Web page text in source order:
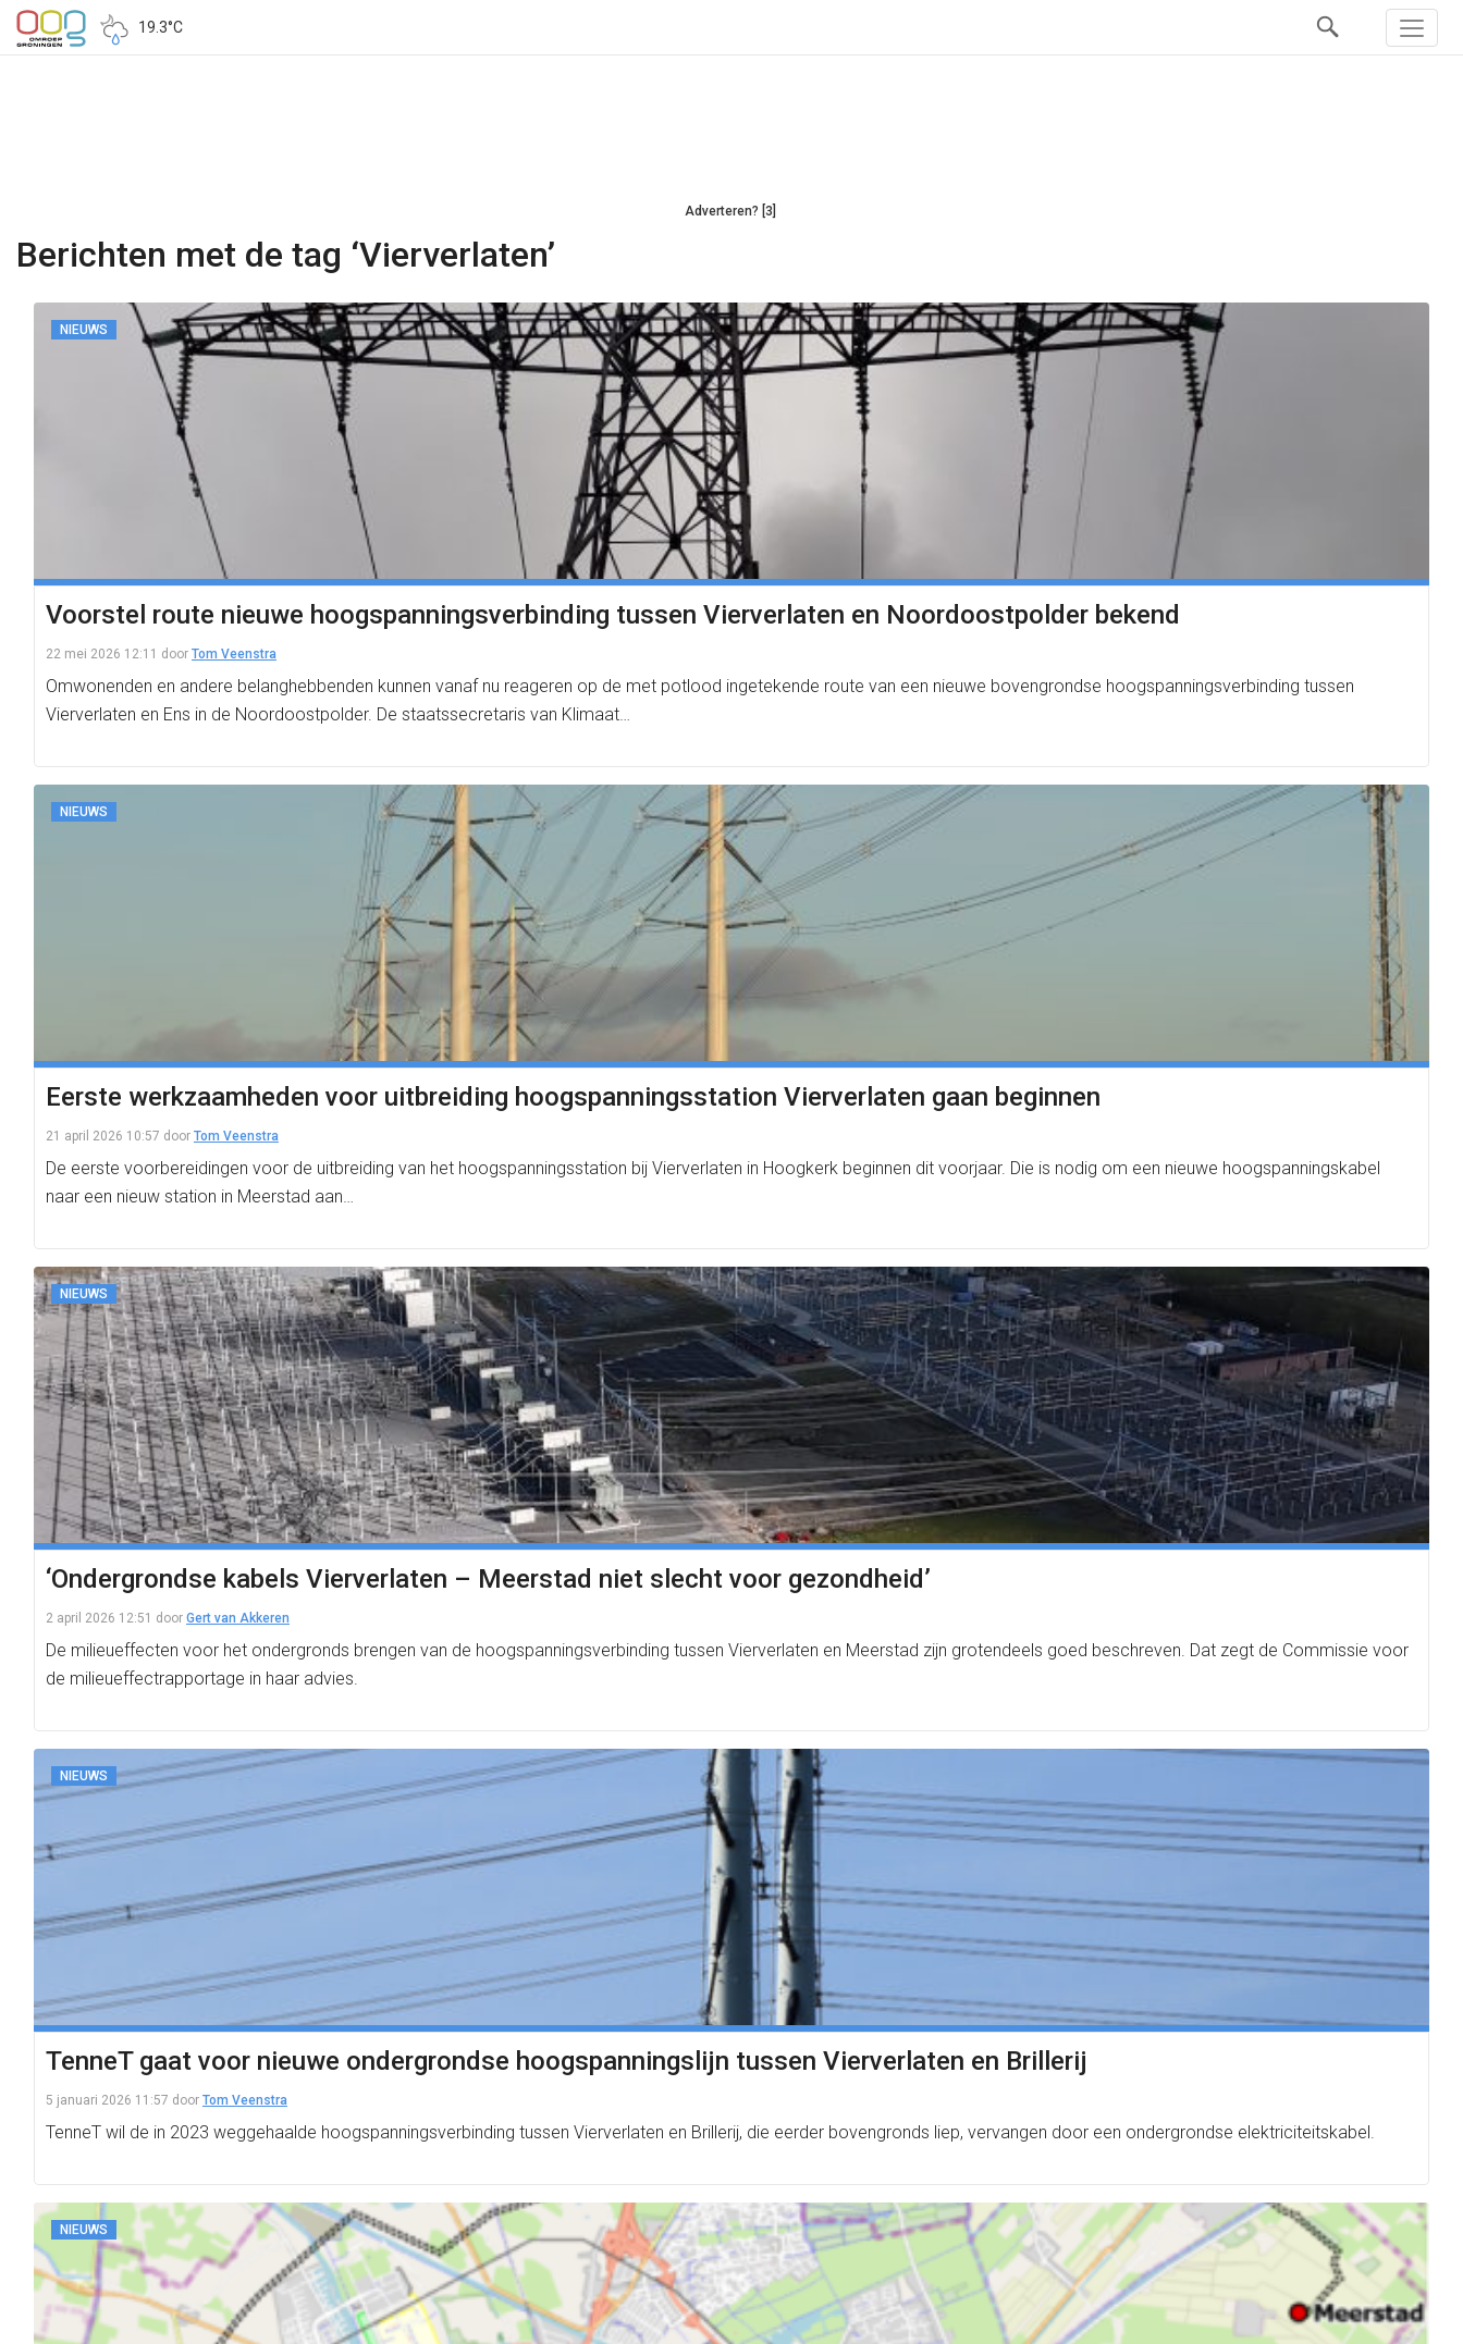
19.3°C
Adverteren? [3]
Berichten met de tag ‘Vierverlaten’
NIEUWS
Voorstel route nieuwe hoogspanningsverbinding tussen Vierverlaten en Noordoostpolder bekend
22 mei 2026 12:11 door Tom Veenstra
Omwonenden en andere belanghebbenden kunnen vanaf nu reageren op de met potlood ingetekende route van een nieuwe bovengrondse hoogspanningsverbinding tussen
Vierverlaten en Ens in de Noordoostpolder. De staatssecretaris van Klimaat…
NIEUWS
Eerste werkzaamheden voor uitbreiding hoogspanningsstation Vierverlaten gaan beginnen
21 april 2026 10:57 door Tom Veenstra
De eerste voorbereidingen voor de uitbreiding van het hoogspanningsstation bij Vierverlaten in Hoogkerk beginnen dit voorjaar. Die is nodig om een nieuwe hoogspanningskabel
naar een nieuw station in Meerstad aan…
NIEUWS
‘Ondergrondse kabels Vierverlaten – Meerstad niet slecht voor gezondheid’
2 april 2026 12:51 door Gert van Akkeren
De milieueffecten voor het ondergronds brengen van de hoogspanningsverbinding tussen Vierverlaten en Meerstad zijn grotendeels goed beschreven. Dat zegt de Commissie voor
de milieueffectrapportage in haar advies.
NIEUWS
TenneT gaat voor nieuwe ondergrondse hoogspanningslijn tussen Vierverlaten en Brillerij
5 januari 2026 11:57 door Tom Veenstra
TenneT wil de in 2023 weggehaalde hoogspanningsverbinding tussen Vierverlaten en Brillerij, die eerder bovengronds liep, vervangen door een ondergrondse elektriciteitskabel.
NIEUWS